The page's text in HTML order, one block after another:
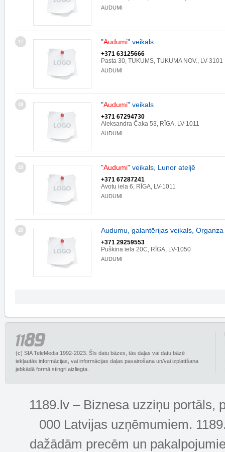
AUDUMI
17 "Audumi" veikals
+371 63125666
Pasta 30, TUKUMS, TUKUMA NOV., LV-3101
AUDUMI
18 "Audumi" veikals
+371 67294730
Aleksandra Čaka 53, RĪGA, LV-1011
AUDUMI
19 "Audumi" veikals, Lunor ateljē
+371 67287241
Avotu iela 6, RĪGA, LV-1011
AUDUMI
20 Audumu, galantērijas veikals,
+371 29259553
Puškina iela 20C, RĪGA, LV-1050
AUDUMI
(c) SIA TeleMedia 1992-2023. Šīs datu bāzes, tās daļas vai datu bāzē
iekļautās informācijas, vai informācijas daļas pavairošana un/vai izplatīšana
jebkādā formā stingri aizliegta.
1189.lv – Biznesa uzziņu portāls,
000 Latvijas uzņēmumiem.
dažādām precēm un